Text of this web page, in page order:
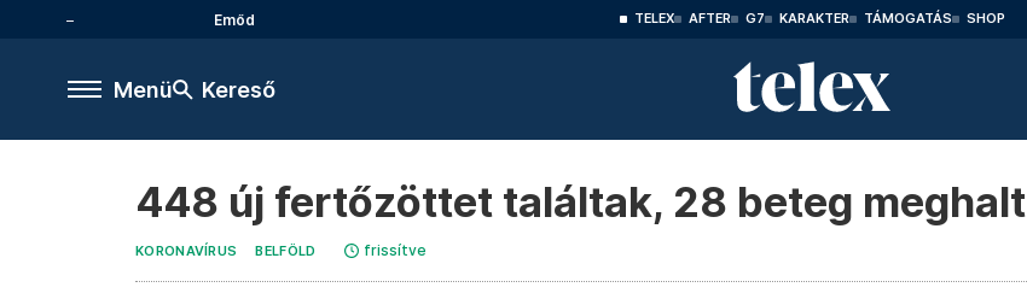
Emőd TELEX AFTER G7 KARAKTER TÁMOGATÁS SHOP
Menü Kereső
448 új fertőzöttet találtak, 28 beteg meghalt
KORONAVÍRUS BELFÖLD frissítve